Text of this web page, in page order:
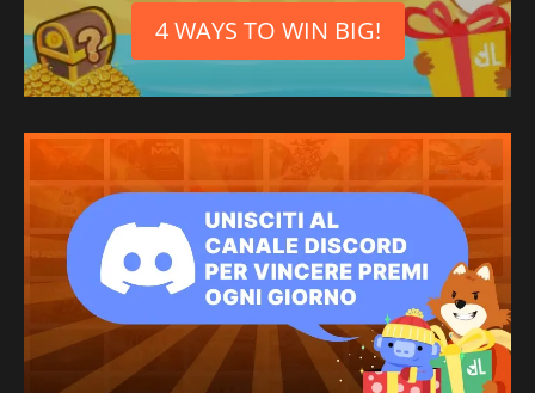
4 WAYS TO WIN BIG!